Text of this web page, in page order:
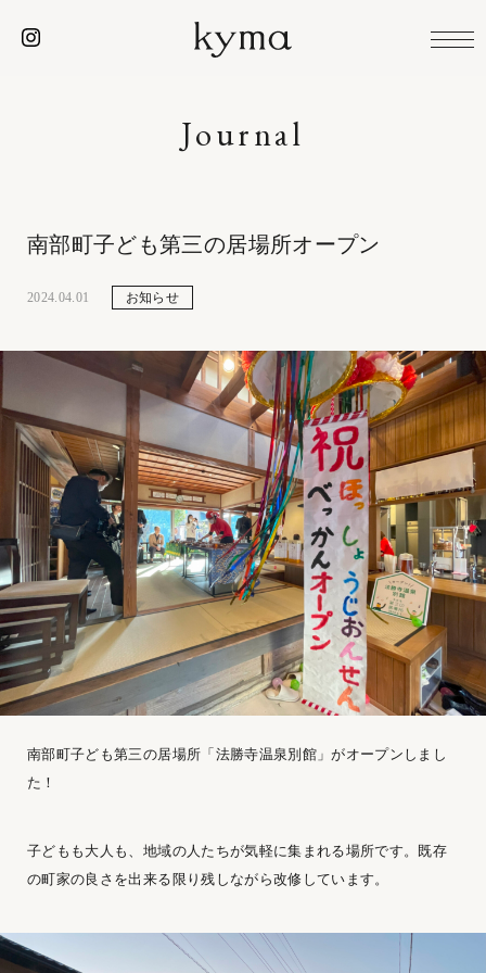
Journal
南部町子ども第三の居場所オープン
2024.04.01 お知らせ
南部町子ども第三の居場所「法勝寺温泉別館」がオープンしまし
た！
子どもも大人も、地域の人たちが気軽に集まれる場所です。既存
の町家の良さを出来る限り残しながら改修しています。